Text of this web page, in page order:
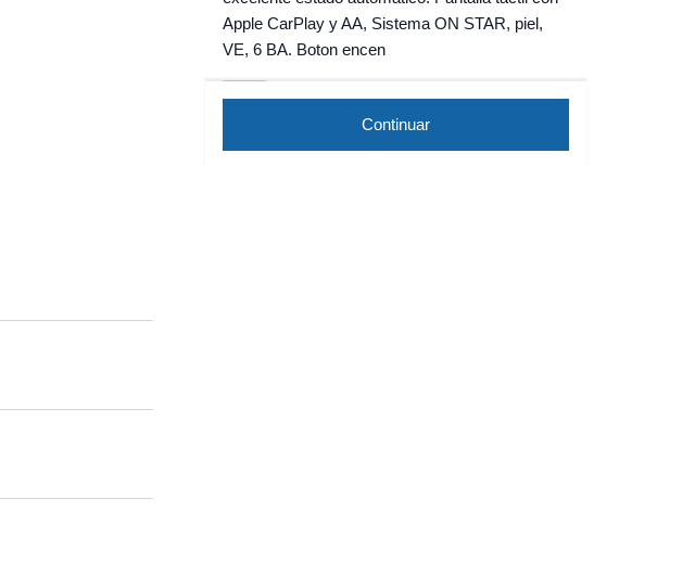
Apple CarPlay y AA, Sistema ON STAR, piel,
VE, 6 BA. Boton encen
Continuar